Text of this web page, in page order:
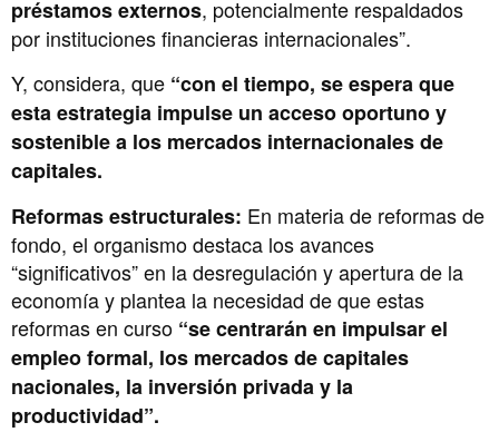
préstamos externos, potencialmente respaldados
por instituciones financieras internacionales”.
Y, considera, que “con el tiempo, se espera que
esta estrategia impulse un acceso oportuno y
sostenible a los mercados internacionales de
capitales.
Reformas estructurales: En materia de reformas de
fondo, el organismo destaca los avances
“significativos” en la desregulación y apertura de la
economía y plantea la necesidad de que estas
reformas en curso “se centrarán en impulsar el
empleo formal, los mercados de capitales
nacionales, la inversión privada y la
productividad”.